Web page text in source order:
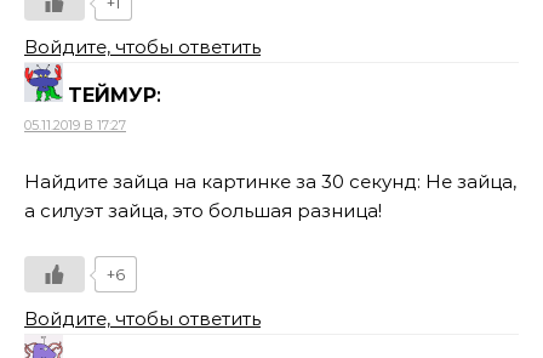
Войдите, чтобы ответить
ТЕЙМУР:
05.11.2019 В 17:27
Найдите зайца на картинке за 30 секунд: Не зайца,
а силуэт зайца, это большая разница!
+6
Войдите, чтобы ответить